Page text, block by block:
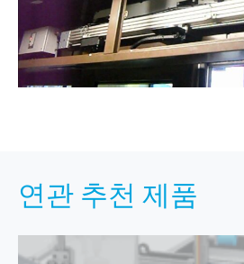
연관 추천 제품